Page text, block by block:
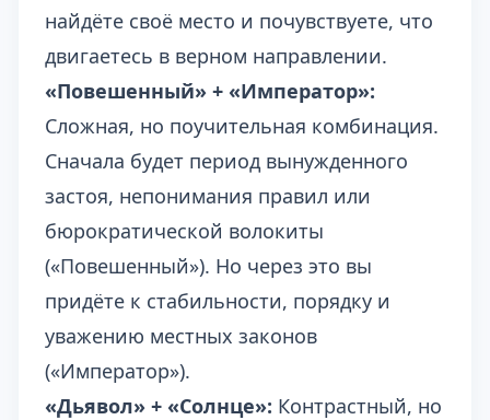
найдёте своё место и почувствуете, что
двигаетесь в верном направлении.
«Повешенный» + «Император»:
Сложная, но поучительная комбинация.
Сначала будет период вынужденного
застоя, непонимания правил или
бюрократической волокиты
(«Повешенный»). Но через это вы
придёте к стабильности, порядку и
уважению местных законов
(«Император»).
«Дьявол» + «Солнце»: Контрастный, но